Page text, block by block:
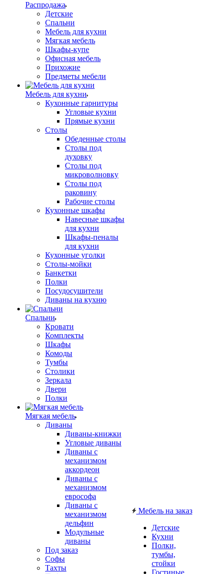
Распродажа
Детские
Спальни
Мебель для кухни
Мягкая мебель
Шкафы-купе
Офисная мебель
Прихожие
Предметы мебели
Мебель для кухни
Кухонные гарнитуры
Угловые кухни
Прямые кухни
Столы
Обеденные столы
Столы под
духовку
Столы под
микроволновку
Столы под
раковину
Рабочие столы
Кухонные шкафы
Навесные шкафы
для кухни
Шкафы-пеналы
для кухни
Кухонные уголки
Столы-мойки
Банкетки
Полки
Посудосушители
Диваны на кухню
Спальни
Кровати
Комплекты
Шкафы
Комоды
Тумбы
Столики
Зеркала
Двери
Полки
Мягкая мебель
Диваны
Диваны-книжки
Угловые диваны
Диваны с
механизмом
аккордеон
Диваны с
механизмом
еврософа
Диваны с
механизмом
дельфин
Модульные
диваны
Под заказ
Софы
Тахты
Мебель на заказ
Детские
Кухни
Полки,
тумбы,
стойки
Гостиные